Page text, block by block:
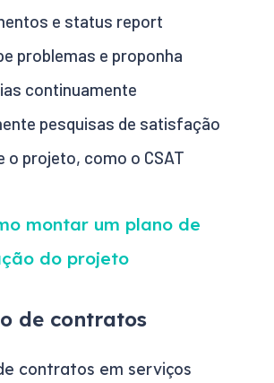
e status report
problemas e proponha
continuamente
pesquisas de satisfação
o projeto, como o CSAT
montar um plano de
do projeto
de contratos
contratos em serviços